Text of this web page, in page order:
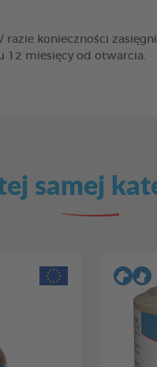
konieczności
12 miesięcy od otwarcia.
samej